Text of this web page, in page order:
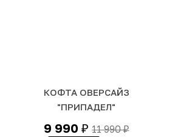
КОФТА ОВЕРСАЙЗ
"ПРИПАДЕЛ"
9 990₽ 11 990₽